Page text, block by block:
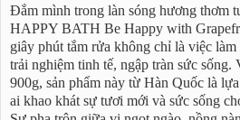
Đắm mình trong làn sóng hương thơm
HAPPY BATH Be Happy with
giây phút tắm rửa không chỉ là việc
trải nghiệm tinh tế, ngập tràn sức
900g, sản phẩm này từ Hàn Quốc là
ai khao khát sự tươi mới và sức sống